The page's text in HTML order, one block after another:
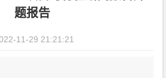
题报告
11-29 21:21:21